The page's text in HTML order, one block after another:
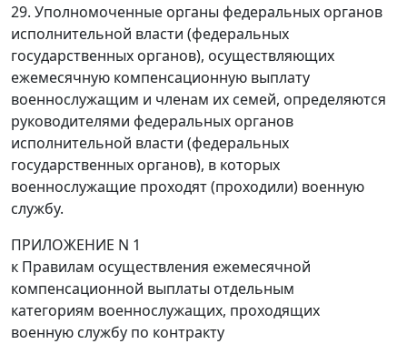
29. Уполномоченные органы федеральных органов
исполнительной власти (федеральных
государственных органов), осуществляющих
ежемесячную компенсационную выплату
военнослужащим и членам их семей, определяются
руководителями федеральных органов
исполнительной власти (федеральных
государственных органов), в которых
военнослужащие проходят (проходили) военную
службу.
ПРИЛОЖЕНИЕ N 1
к Правилам осуществления ежемесячной
компенсационной выплаты отдельным
категориям военнослужащих, проходящих
военную службу по контракту